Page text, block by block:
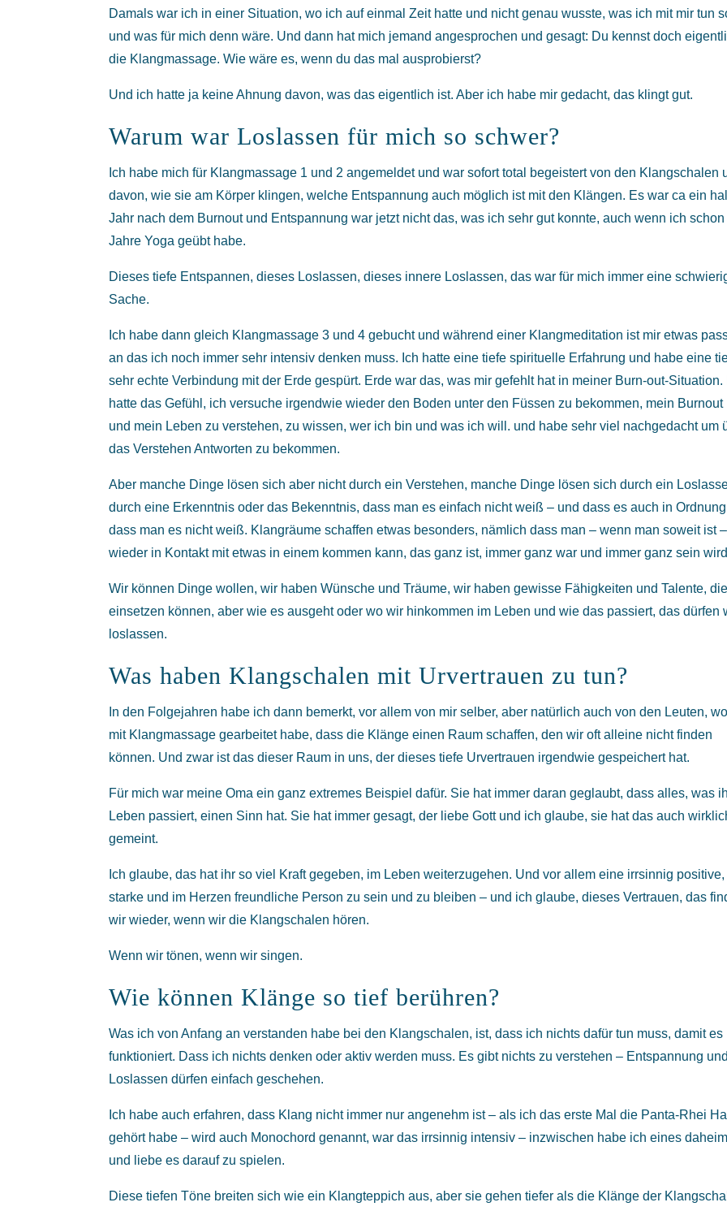
Damals war ich in einer Situation, wo ich auf einmal Zeit hatte und nicht genau wusste, was ich mit mir tun
und was für mich denn wäre. Und dann hat mich jemand angesprochen und gesagt: Du kennst doch
die Klangmassage. Wie wäre es, wenn du das mal ausprobierst?
Und ich hatte ja keine Ahnung davon, was das eigentlich ist. Aber ich habe mir gedacht, das klingt gut.
Warum war Loslassen für mich so schwer?
Ich habe mich für Klangmassage 1 und 2 angemeldet und war sofort total begeistert von den Klangschalen
davon, wie sie am Körper klingen, welche Entspannung auch möglich ist mit den Klängen. Es war ca ein
Jahr nach dem Burnout und Entspannung war jetzt nicht das, was ich sehr gut konnte, auch wenn ich schon
Jahre Yoga geübt habe.
Dieses tiefe Entspannen, dieses Loslassen, dieses innere Loslassen, das war für mich immer eine
Sache.
Ich habe dann gleich Klangmassage 3 und 4 gebucht und während einer Klangmeditation ist mir etwas
an das ich noch immer sehr intensiv denken muss. Ich hatte eine tiefe spirituelle Erfahrung und habe eine
sehr echte Verbindung mit der Erde gespürt. Erde war das, was mir gefehlt hat in meiner Burn-out-Situation.
hatte das Gefühl, ich versuche irgendwie wieder den Boden unter den Füssen zu bekommen, mein Burnout
und mein Leben zu verstehen, zu wissen, wer ich bin und was ich will. und habe sehr viel nachgedacht um
das Verstehen Antworten zu bekommen.
Aber manche Dinge lösen sich aber nicht durch ein Verstehen, manche Dinge lösen sich durch ein
durch eine Erkenntnis oder das Bekenntnis, dass man es einfach nicht weiß – und dass es auch in
dass man es nicht weiß. Klangräume schaffen etwas besonders, nämlich dass man – wenn man soweit ist –
wieder in Kontakt mit etwas in einem kommen kann, das ganz ist, immer ganz war und immer ganz sein
Wir können Dinge wollen, wir haben Wünsche und Träume, wir haben gewisse Fähigkeiten und Talente,
einsetzen können, aber wie es ausgeht oder wo wir hinkommen im Leben und wie das passiert, das dürfen
loslassen.
Was haben Klangschalen mit Urvertrauen zu tun?
In den Folgejahren habe ich dann bemerkt, vor allem von mir selber, aber natürlich auch von den Leuten,
mit Klangmassage gearbeitet habe, dass die Klänge einen Raum schaffen, den wir oft alleine nicht finden
können. Und zwar ist das dieser Raum in uns, der dieses tiefe Urvertrauen irgendwie gespeichert hat.
Für mich war meine Oma ein ganz extremes Beispiel dafür. Sie hat immer daran geglaubt, dass alles, was
Leben passiert, einen Sinn hat. Sie hat immer gesagt, der liebe Gott und ich glaube, sie hat das auch
gemeint.
Ich glaube, das hat ihr so viel Kraft gegeben, im Leben weiterzugehen. Und vor allem eine irrsinnig positive,
starke und im Herzen freundliche Person zu sein und zu bleiben – und ich glaube, dieses Vertrauen, das
wir wieder, wenn wir die Klangschalen hören.
Wenn wir tönen, wenn wir singen.
Wie können Klänge so tief berühren?
Was ich von Anfang an verstanden habe bei den Klangschalen, ist, dass ich nichts dafür tun muss, damit es
funktioniert. Dass ich nichts denken oder aktiv werden muss. Es gibt nichts zu verstehen – Entspannung und
Loslassen dürfen einfach geschehen.
Ich habe auch erfahren, dass Klang nicht immer nur angenehm ist – als ich das erste Mal die Panta-Rhei
gehört habe – wird auch Monochord genannt, war das irrsinnig intensiv – inzwischen habe ich eines daheim
und liebe es darauf zu spielen.
Diese tiefen Töne breiten sich wie ein Klangteppich aus, aber sie gehen tiefer als die Klänge der